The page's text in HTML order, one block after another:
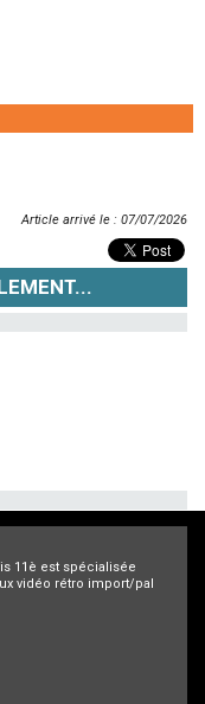
Article arrivé le : 07/07/2026
11è est spécialisée
vidéo rétro import/pal